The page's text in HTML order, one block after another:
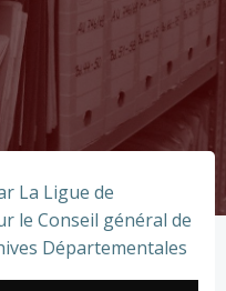
La Ligue de
le Conseil général de
Départementales